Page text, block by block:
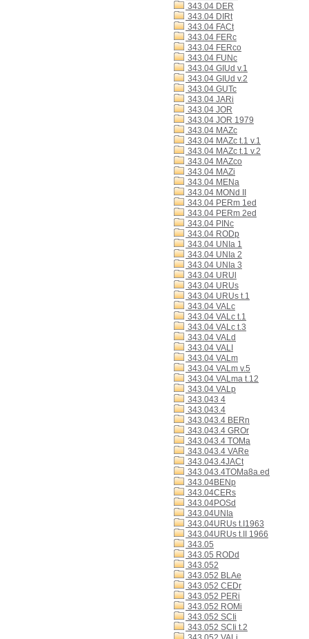
343.04 DER
343.04 DIRt
343.04 FACt
343.04 FERc
343.04 FERco
343.04 FUNc
343.04 GIUd v.1
343.04 GIUd v.2
343.04 GUTc
343.04 JARi
343.04 JOR
343.04 JOR 1979
343.04 MAZc
343.04 MAZc t.1 v.1
343.04 MAZc t.1 v.2
343.04 MAZco
343.04 MAZi
343.04 MENa
343.04 MONd II
343.04 PERm 1ed
343.04 PERm 2ed
343.04 PINc
343.04 RODp
343.04 UNIa 1
343.04 UNIa 2
343.04 UNIa 3
343.04 URUl
343.04 URUs
343.04 URUs t.1
343.04 VALc
343.04 VALc t.1
343.04 VALc t.3
343.04 VALd
343.04 VALI
343.04 VALm
343.04 VALm v.5
343.04 VALma t.12
343.04 VALp
343.043 4
343.043.4
343.043.4 BERn
343.043.4 GROr
343.043.4 TOMa
343.043.4 VARe
343.043.4JACt
343.043.4TOMa8a.ed
343.04BENp
343.04CERs
343.04POSd
343.04UNIa
343.04URUs t.I1963
343.04URUs t.II 1966
343.05
343.05 RODd
343.052
343.052 BLAe
343.052 CEDr
343.052 PERi
343.052 ROMi
343.052 SCIi
343.052 SCIi t.2